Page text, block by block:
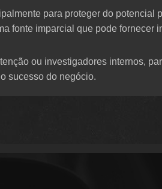
para proteger do potencial
fonte imparcial que pode fornecer
ou investigadores internos,
sucesso do negócio.